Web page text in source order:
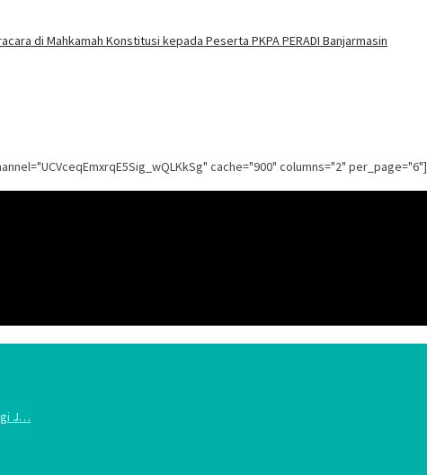
di Mahkamah Konstitusi kepada Peserta PKPA PERADI Banjarmasin
cache="900" columns="2" per_page="6"]
J…